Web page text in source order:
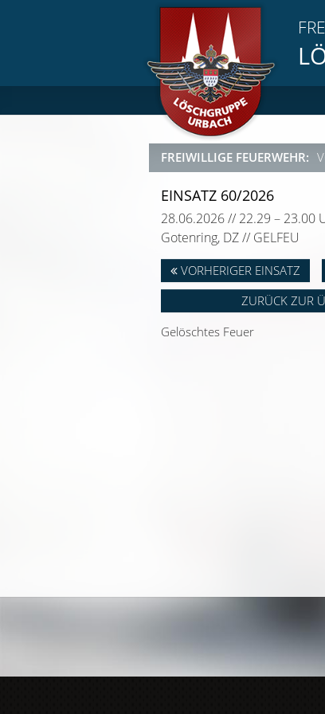
FREIWILLIGE FEUERWEHR:
EINSATZ 60/2026
28.06.2026 // 22.29 – 23.00
Gotenring, DZ // GELFEU
VORHERIGER EINSATZ
ZURÜCK ZUR
Gelöschtes Feuer